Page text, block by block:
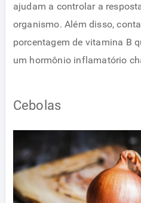
ajudam a controlar a
organismo. Além disso,
porcentagem de vitamina B
um hormônio inflamatório
Cebolas